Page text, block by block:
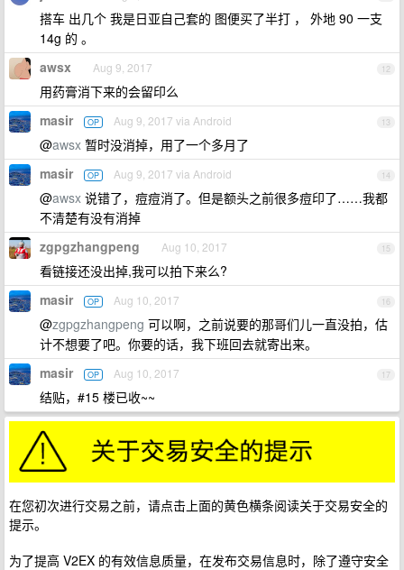
搭车 出几个 我是日亚自己套的 图便买了半打 ， 外地 90 一支
14g 的 。
12
awsx Aug 9, 2017
用药膏消下来的会留印么
13
masir OP Aug 9, 2017 via Android
@awsx 暂时没消掉，用了一个多月了
14
masir OP Aug 9, 2017 via Android
@awsx 说错了，痘痘消了。但是额头之前很多痘印了……我都
不清楚有没有消掉
15
zgpgzhangpeng Aug 10, 2017
看链接还没出掉,我可以拍下来么?
16
masir OP Aug 10, 2017
@zgpgzhangpeng 可以啊，之前说要的那哥们儿一直没拍，估
计不想要了吧。你要的话，我下班回去就寄出来。
17
masir OP Aug 10, 2017
结贴，#15 楼已收~~
在您初次进行交易之前，请点击上面的黄色横条阅读关于交易安全的
提示。
为了提高 V2EX 的有效信息质量，在发布交易信息时，除了遵守安全